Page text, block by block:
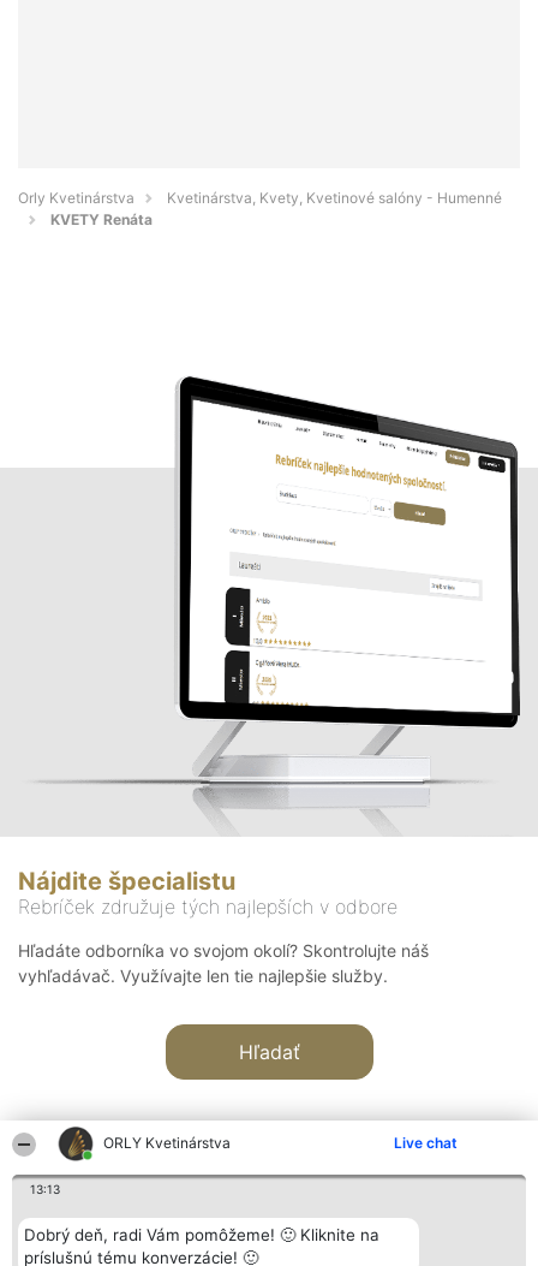
ORLY Kvetinárstva Live chat
13:13
Dobrý deň, radi Vám pomôžeme! 🙂 Kliknite na
príslušnú tému konverzácie! 🙂
Orly Kvetinárstva
Kvetinárstva, Kvety, Kvetinové salóny - Humenné
KVETY Renáta
Nájdite špecialistu
Rebríček združuje tých najlepších v odbore
Hľadáte odborníka vo svojom okolí? Skontrolujte náš
vyhľadávač. Využívajte len tie najlepšie služby.
Hľadať
Organizátor hodnotenia
Bright Side Solutions sp. z o.
Hodnotenie
Laureáti
Kontakt
Kontakt